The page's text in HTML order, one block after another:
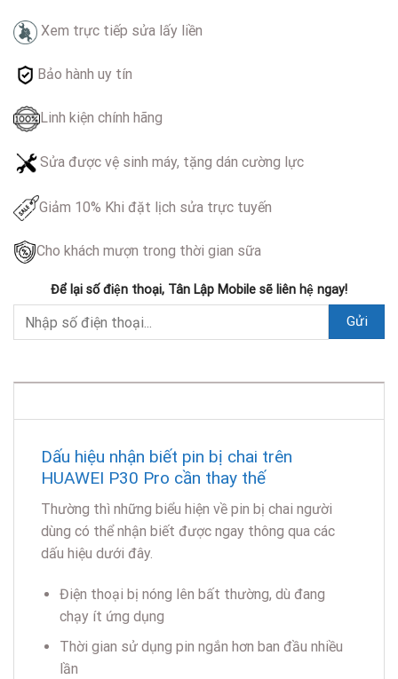
Xem trực tiếp sửa lấy liền
Bảo hành uy tín
Linh kiện chính hãng
Sửa được vệ sinh máy, tặng dán cường lực
Giảm 10% Khi đặt lịch sửa trực tuyến
Cho khách mượn trong thời gian sữa
Để lại số điện thoại, Tân Lập Mobile sẽ liên hệ ngay!
Dấu hiệu nhận biết pin bị chai trên
HUAWEI P30 Pro cần thay thế
Thường thì những biểu hiện về pin bị chai người
dùng có thể nhận biết được ngay thông qua các
dấu hiệu dưới đây.
Điện thoại bị nóng lên bất thường, dù đang
chạy ít ứng dụng
Thời gian sử dụng pin ngắn hơn ban đầu nhiều
lần